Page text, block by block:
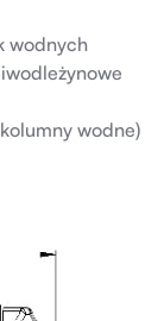
wodnych
wodne)